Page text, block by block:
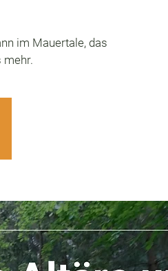
im Mauertale, das